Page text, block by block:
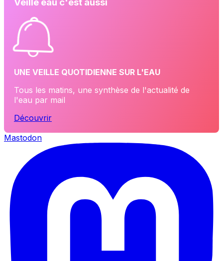
UNE VEILLE QUOTIDIENNE SUR L'EAU
Tous les matins, une synthèse de l'actualité de
l'eau par mail
Découvrir
Mastodon